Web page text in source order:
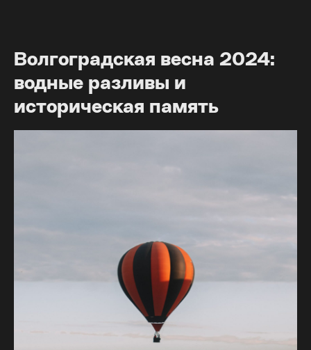
Волгоградская весна 2024:
водные разливы и
историческая память